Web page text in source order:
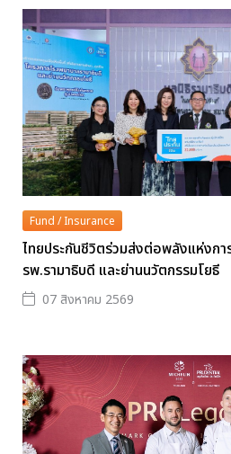
Fund / Insurance
ไทยประกันชีวิตร่วมส่งต่อพลังแห่งกา
รพ.รามาธิบดี และย่านนวัตกรรมโยธี
07 สิงหาคม 2569